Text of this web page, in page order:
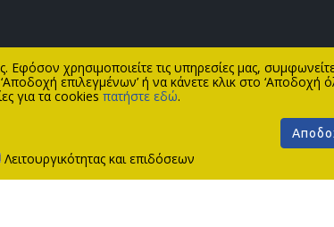
χρησιμοποιείτε τις υπηρεσίες μας,
επιλεγμένων’ ή να κάνετε κλικ στο ‘Αποδοχή
για τα cookiesπατήστε εδώ.
Λειτουργικότητας και επιδόσεων